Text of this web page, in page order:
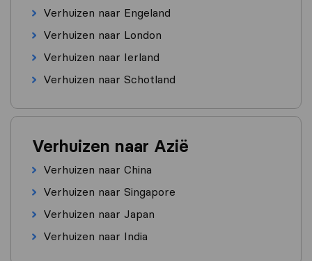
Verhuizen naar Engeland
Verhuizen naar London
Verhuizen naar Ierland
Verhuizen naar Schotland
Verhuizen naar Azië
Verhuizen naar China
Verhuizen naar Singapore
Verhuizen naar Japan
Verhuizen naar India